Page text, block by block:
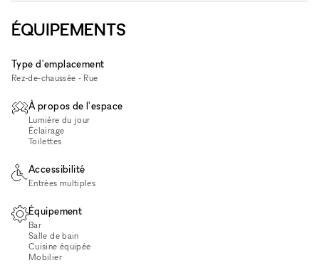
ÉQUIPEMENTS
Type d'emplacement
Rez-de-chaussée - Rue
À propos de l'espace
Lumière du jour
Éclairage
Toilettes
Accessibilité
Entrées multiples
Équipement
Bar
Salle de bain
Cuisine équipée
Mobilier